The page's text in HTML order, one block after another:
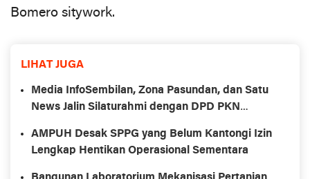
Bomero sitywork.
LIHAT JUGA
Media InfoSembilan, Zona Pasundan, dan Satu
News Jalin Silaturahmi dengan DPD PKN
AMPUH Desak SPPG yang Belum Kantongi Izin
Lengkap Hentikan Operasional Sementara